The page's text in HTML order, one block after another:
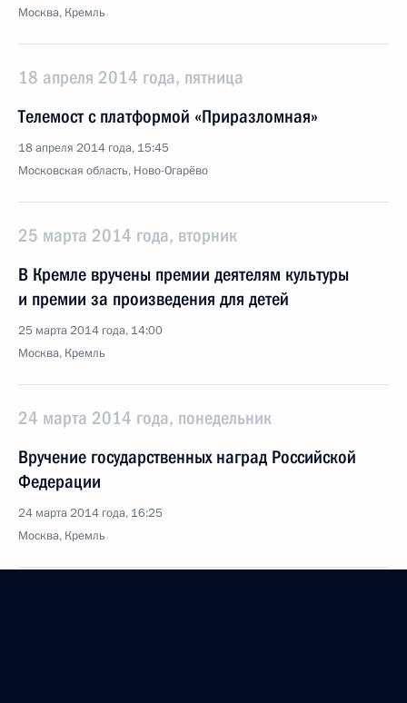
Москва, Кремль
18 апреля 2014 года, пятница
Телемост с платформой «Приразломная»
18 апреля 2014 года, 15:45
Московская область, Ново-Огарёво
25 марта 2014 года, вторник
В Кремле вручены премии деятелям культуры
и премии за произведения для детей
25 марта 2014 года, 14:00
Москва, Кремль
24 марта 2014 года, понедельник
Вручение государственных наград Российской
Федерации
24 марта 2014 года, 16:25
Москва, Кремль